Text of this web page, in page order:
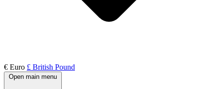
€ Euro £ British Pound
Open main menu